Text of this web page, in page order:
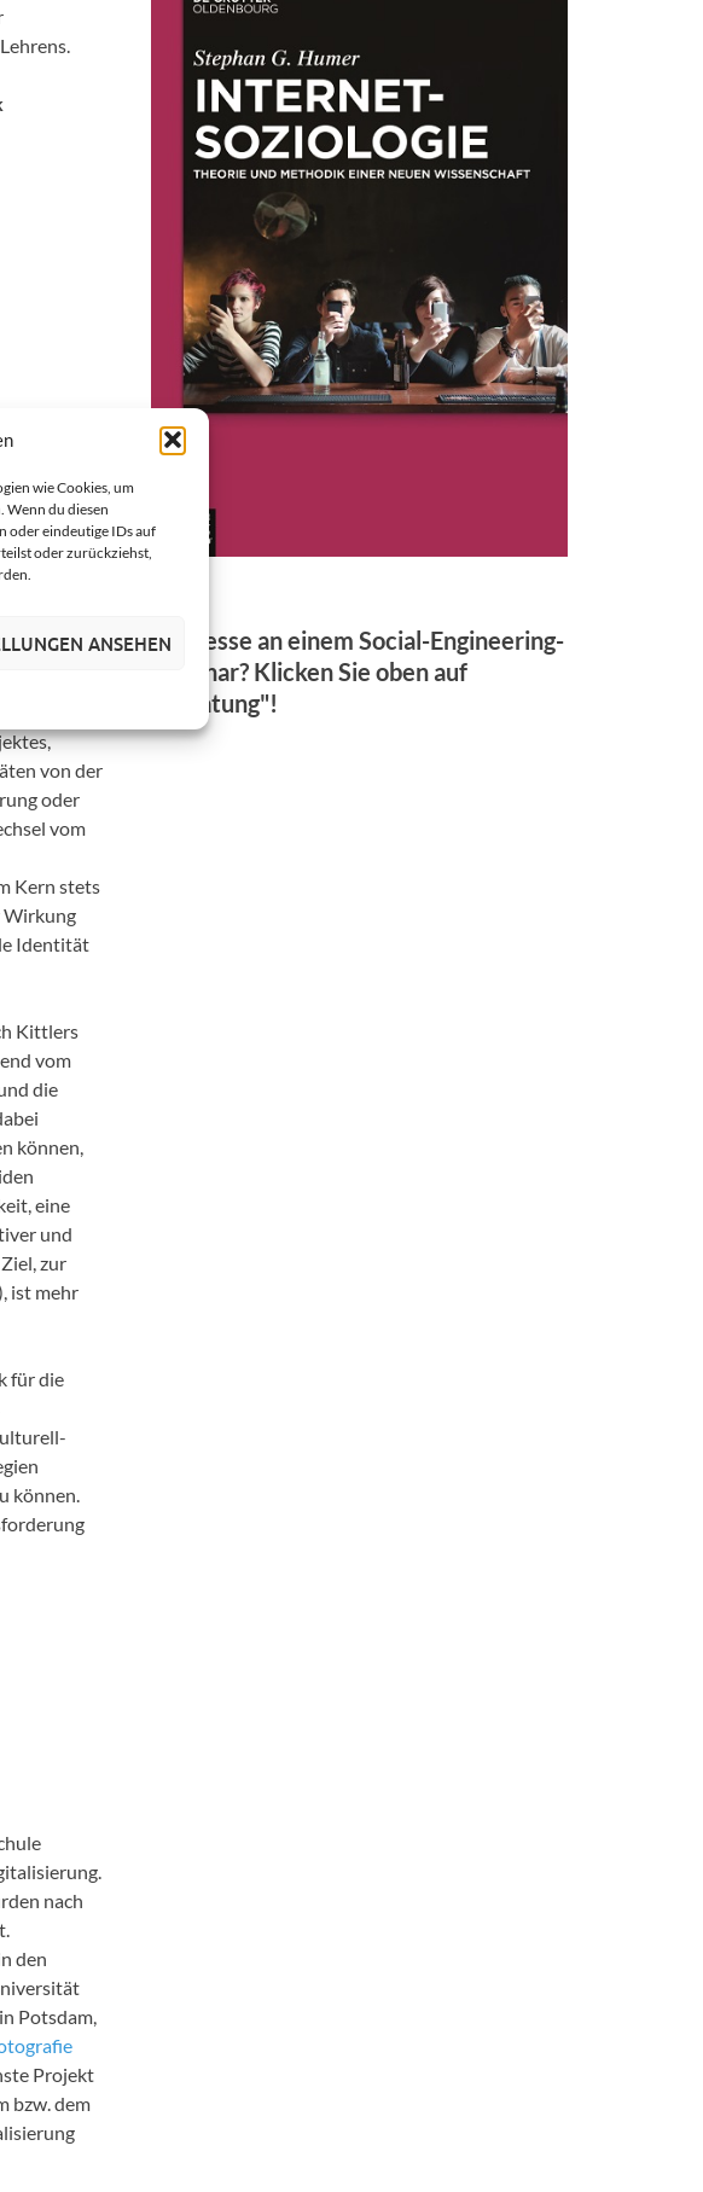
wie Cookies, um
du diesen
oder eindeutige IDs auf
oder zurückziehst,
ANSEHEN
bleibt
hat die
von der
oder
vom
Kern stets
Wirkung
Identität
Kittlers
vom
die
können,
eine
und
zur
ist mehr
für die
können.
nach
den
in Potsdam,
Projekt
bzw. dem
Interesse an einem Social-Engineering-
Seminar? Klicken Sie oben auf
"Beratung"!